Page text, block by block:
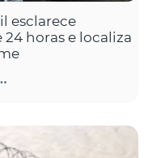
esclarece
horas e localiza